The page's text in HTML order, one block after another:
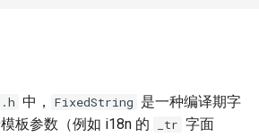
中， FixedString 是一种编译期字
板参数（例如 i18n 的
_tr 字面